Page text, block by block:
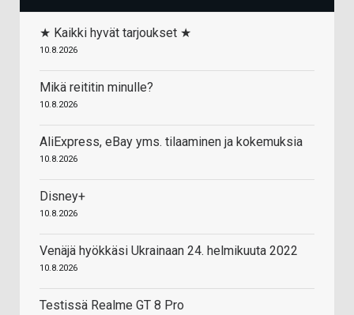
★ Kaikki hyvät tarjoukset ★
10.8.2026
Mikä reititin minulle?
10.8.2026
AliExpress, eBay yms. tilaaminen ja kokemuksia
10.8.2026
Disney+
10.8.2026
Venäjä hyökkäsi Ukrainaan 24. helmikuuta 2022
10.8.2026
Testissä Realme GT 8 Pro